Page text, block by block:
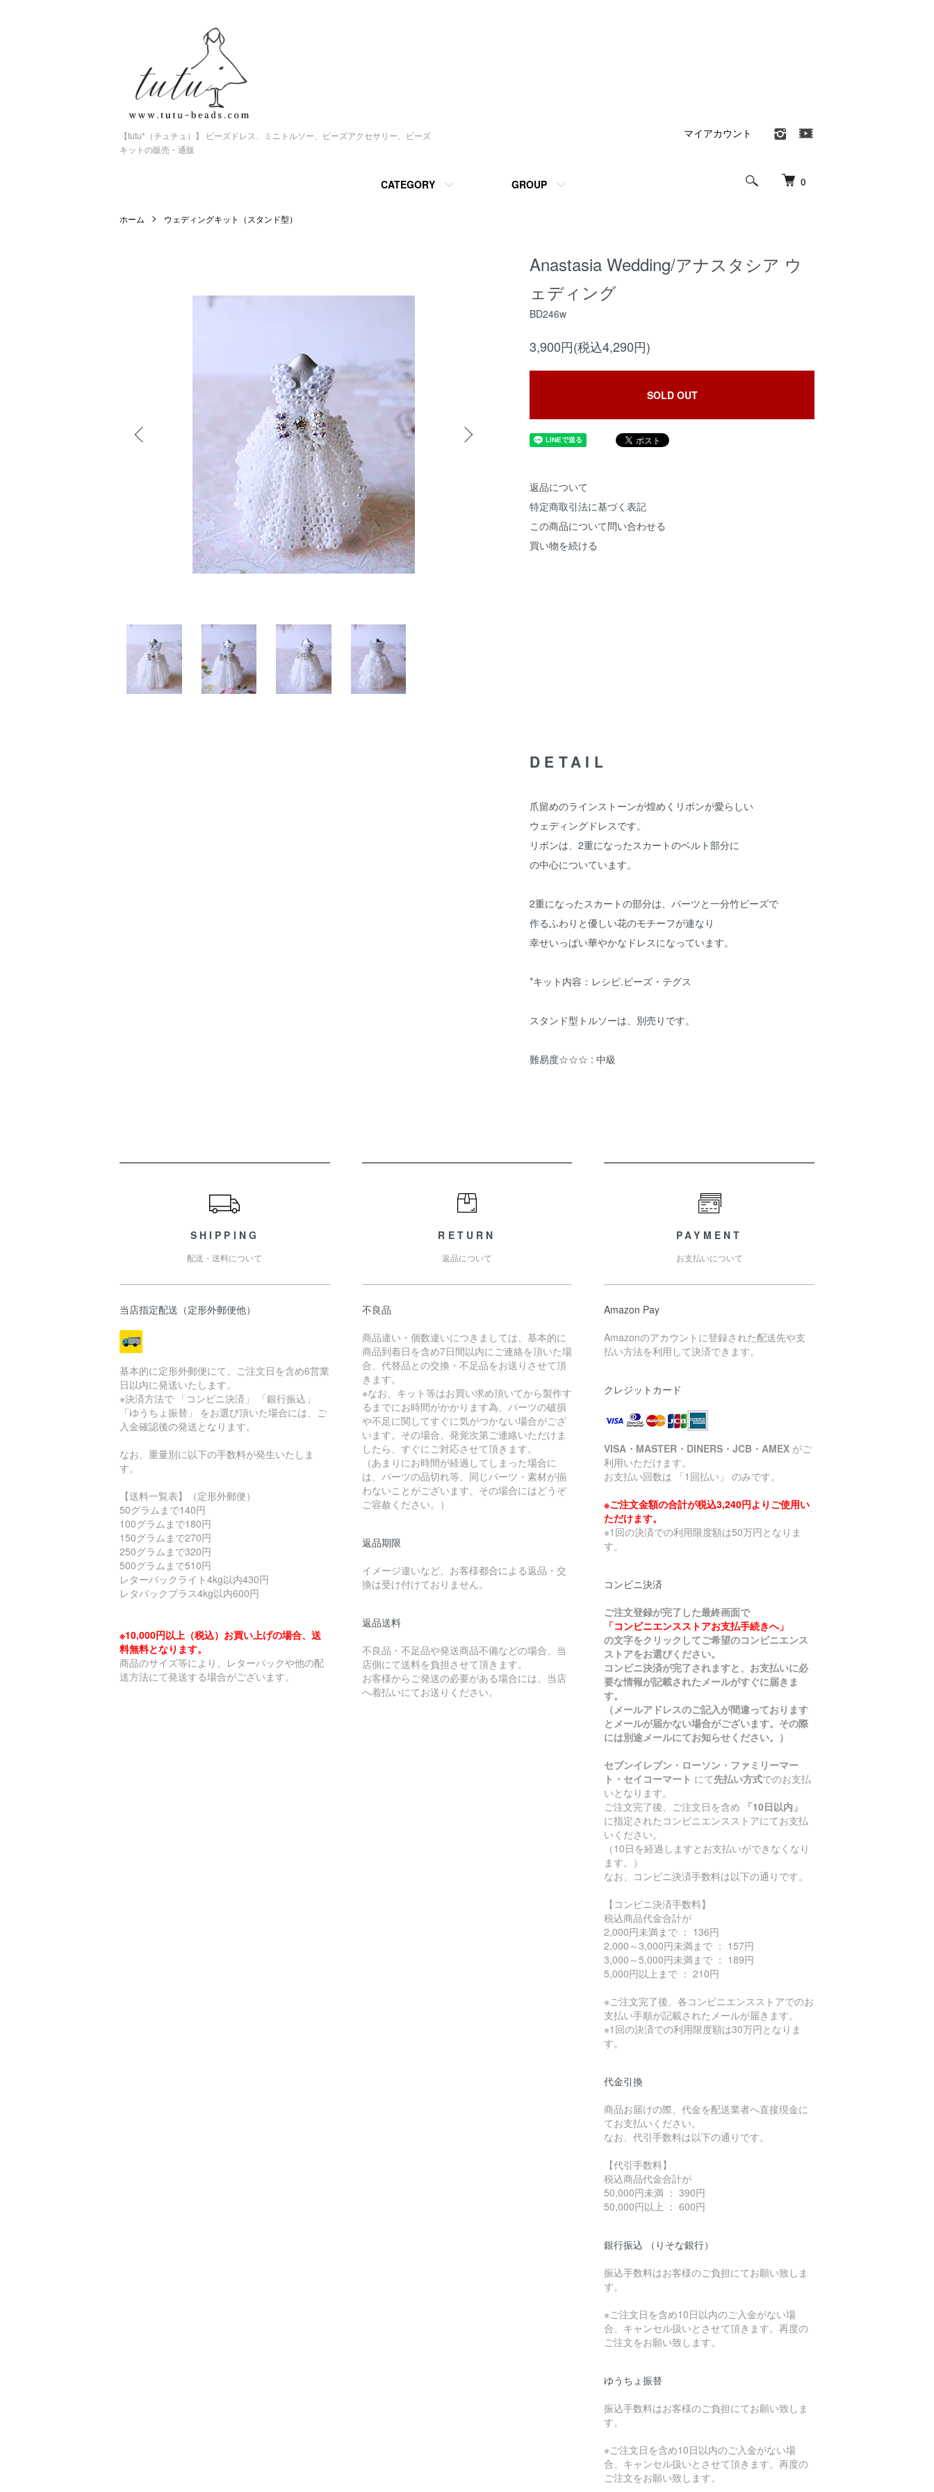
【tutu*（チュチュ）】 ビーズドレス、ミニトルソー、ビーズアクセサリー、ビーズ
キットの販売・通販
0
CATEGORY GROUP
マイアカウント
ホーム ウェディングキット（スタンド型）
Anastasia Wedding/アナスタシア ウ
ェディング
BD246w
3,900円(税込4,290円)
SOLD OUT
返品について
特定商取引法に基づく表記
この商品について問い合わせる
買い物を続ける
DETAIL
爪留めのラインストーンが煌めくリボンが愛らしい
ウェディングドレスです。
リボンは、2重になったスカートのベルト部分に
の中心についています。
2重になったスカートの部分は、パーツと一分竹ビーズで
作るふわりと優しい花のモチーフが連なり
幸せいっぱい華やかなドレスになっています。
*キット内容：レシピ.ビーズ・テグス
スタンド型トルソーは、別売りです。
難易度☆☆☆ : 中級
SHIPPING
配送・送料について
当店指定配送（定形外郵便他）
基本的に定形外郵便にて、ご注文日を含め6営業
日以内に発送いたします。
※決済方法で 「コンビニ決済」 「銀行振込」
「ゆうちょ振替」 をお選び頂いた場合には、ご
入金確認後の発送となります。
なお、重量別に以下の手数料が発生いたしま
す。
【送料一覧表】（定形外郵便）
50グラムまで140円
100グラムまで180円
150グラムまで270円
250グラムまで320円
500グラムまで510円
レターパックライト4kg以内430円
レタパックプラス4kg以内600円
※10,000円以上（税込）お買い上げの場合、送
料無料となります。
商品のサイズ等により、レターパックや他の配
送方法にて発送する場合がございます。
RETURN
返品について
不良品
商品違い・個数違いにつきましては、基本的に
商品到着日を含め7日間以内にご連絡を頂いた場
合、代替品との交換・不足品をお送りさせて頂
きます。
※なお、キット等はお買い求め頂いてから製作す
るまでにお時間がかかります為、パーツの破損
や不足に関してすぐに気がつかない場合がござ
います。その場合、発覚次第ご連絡いただけま
したら、すぐにご対応させて頂きます。
（あまりにお時間が経過してしまった場合に
は、パーツの品切れ等、同じパーツ・素材が揃
わないことがございます。その場合にはどうぞ
ご容赦ください。）
返品期限
イメージ違いなど、お客様都合による返品・交
換は受け付けておりません。
返品送料
不良品・不足品や発送商品不備などの場合、当
店側にて送料を負担させて頂きます。
お客様からご発送の必要がある場合には、当店
へ着払いにてお送りください。
PAYMENT
お支払いについて
Amazon Pay
Amazonのアカウントに登録された配送先や支
払い方法を利用して決済できます。
クレジットカード
VISA・MASTER・DINERS・JCB・AMEX がご
利用いただけます。
お支払い回数は 「1回払い」 のみです。
※ご注文金額の合計が税込3,240円よりご使用い
ただけます。
※1回の決済での利用限度額は50万円となりま
す。
コンビニ決済
ご注文登録が完了した最終画面で
「コンビニエンスストアお支払手続きへ」
の文字をクリックしてご希望のコンビニエンス
ストアをお選びください。
コンビニ決済が完了されますと、お支払いに必
要な情報が記載されたメールがすぐに届きま
す。
（メールアドレスのご記入が間違っております
とメールが届かない場合がございます。その際
には別途メールにてお知らせください。）
セブンイレブン・ローソン・ファミリーマー
ト・セイコーマート にて先払い方式でのお支払
いとなります。
ご注文完了後、ご注文日を含め
「10日以内」
に指定されたコンビニエンスストアにてお支払
いください。
（10日を経過しますとお支払いができなくなり
ます。）
なお、コンビニ決済手数料は以下の通りです。
【コンビニ決済手数料】
税込商品代金合計が
2,000円未満まで ： 136円
2,000～3,000円未満まで ： 157円
3,000～5,000円未満まで ： 189円
5,000円以上まで ： 210円
※ご注文完了後、各コンビニエンスストアでのお
支払い手順が記載されたメールが届きます。
※1回の決済での利用限度額は30万円となりま
す。
代金引換
商品お届けの際、代金を配送業者へ直接現金に
てお支払いください。
なお、代引手数料は以下の通りです。
【代引手数料】
税込商品代金合計が
50,000円未満 ： 390円
50,000円以上 ： 600円
銀行振込 （りそな銀行）
振込手数料はお客様のご負担にてお願い致しま
す。
※ご注文日を含め10日以内のご入金がない場
合、キャンセル扱いとさせて頂きます。再度の
ご注文をお願い致します。
ゆうちょ振替
振込手数料はお客様のご負担にてお願い致しま
す。
※ご注文日を含め10日以内のご入金がない場
合、キャンセル扱いとさせて頂きます。再度の
ご注文をお願い致します。